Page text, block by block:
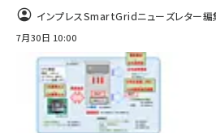
インプレスSmartGridニューズレター編
7月30日 10:00